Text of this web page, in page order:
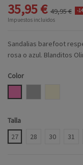
35,95 € 49,95 € -
Impuestos incluidos
Sandalias barefoot
rosa o azul. Blanditos
Color
Talla
27
28 30 31